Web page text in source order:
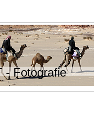
- Fotografie